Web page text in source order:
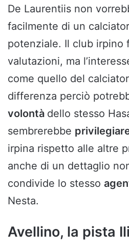
De Laurentiis non
facilmente di un
potenziale. Il club irpino
valutazioni, ma
come quello del
differenza perciò
volontà dello stesso
sembrerebbe
irpina rispetto alle altre
anche di un dettaglio
condivide lo stesso
Nesta.
Avellino, la pista